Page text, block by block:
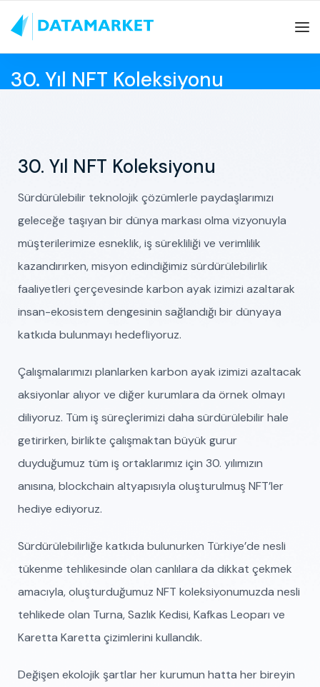
30. Yıl NFT Koleksiyonu
30. Yıl NFT Koleksiyonu
Sürdürülebilir teknolojik çözümlerle paydaşlarımızı
geleceğe taşıyan bir dünya markası olma vizyonuyla
müşterilerimize esneklik, iş sürekliliği ve verimlilik
kazandırırken, misyon edindiğimiz sürdürülebilirlik
faaliyetleri çerçevesinde karbon ayak izimizi azaltarak
insan-ekosistem dengesinin sağlandığı bir dünyaya
katkıda bulunmayı hedefliyoruz.
Çalışmalarımızı planlarken karbon ayak izimizi azaltacak
aksiyonlar alıyor ve diğer kurumlara da örnek olmayı
diliyoruz. Tüm iş süreçlerimizi daha sürdürülebilir hale
getirirken, birlikte çalışmaktan büyük gurur
duyduğumuz tüm iş ortaklarımız için 30. yılımızın
anısına, blockchain altyapısıyla oluşturulmuş NFT’ler
hediye ediyoruz.
Sürdürülebilirliğe katkıda bulunurken Türkiye’de nesli
tükenme tehlikesinde olan canlılara da dikkat çekmek
amacıyla, oluşturduğumuz NFT koleksiyonumuzda nesli
tehlikede olan Turna, Sazlık Kedisi, Kafkas Leoparı ve
Karetta Karetta çizimlerini kullandık.
Değişen ekolojik şartlar her kurumun hatta her bireyin